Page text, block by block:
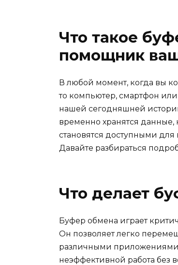
Что такое
помощник
В любой момент, когда вы
то компьютер, смартфон
нашей сегодняшней
временно хранятся данные,
становятся доступными для
Давайте разбираться
Что делает
Буфер обмена играет
Он позволяет легко
различными приложениями
неэффективной работа без